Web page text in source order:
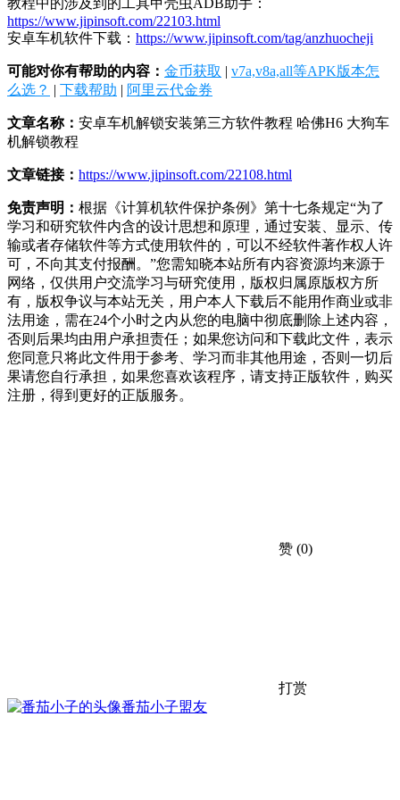
https://www.jipinsoft.com/22103.html
安卓车机软件下载： https://www.jipinsoft.com/tag/anzhuocheji
可能对你有帮助的内容： 金币获取 | v7a,v8a,all等APK版本怎
么选？ | 下载帮助 | 阿里云代金券
文章名称： 安卓车机解锁安装第三方软件教程 哈佛H6 大狗车
机解锁教程
文章链接： https://www.jipinsoft.com/22108.html
免责声明： 根据《计算机软件保护条例》第十七条规定“为了
学习和研究软件内含的设计思想和原理，通过安装、显示、传
输或者存储软件等方式使用软件的，可以不经软件著作权人许
可，不向其支付报酬。”您需知晓本站所有内容资源均来源于
网络，仅供用户交流学习与研究使用，版权归属原版权方所
有，版权争议与本站无关，用户本人下载后不能用作商业或非
法用途，需在24个小时之内从您的电脑中彻底删除上述内容，
否则后果均由用户承担责任；如果您访问和下载此文件，表示
您同意只将此文件用于参考、学习而非其他用途，否则一切后
果请您自行承担，如果您喜欢该程序，请支持正版软件，购买
注册，得到更好的正版服务。
赞 (0)
打赏
番茄小子盟友